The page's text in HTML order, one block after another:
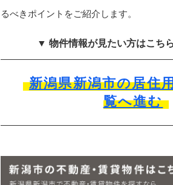
るべきポイントをご紹介します。
▼ 物件情報が見たい方はこち
新潟県新潟市の居住
覧へ進む